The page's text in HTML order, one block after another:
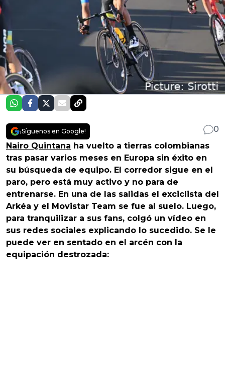
¡Síguenos en Google!
0
Nairo Quintana ha vuelto a tierras colombianas
tras pasar varios meses en Europa sin éxito en
su búsqueda de equipo. El corredor sigue en el
paro, pero está muy activo y no para de
entrenarse. En una de las salidas el exciclista del
Arkéa y el Movistar Team se fue al suelo. Luego,
para tranquilizar a sus fans, colgó un vídeo en
sus redes sociales explicando lo sucedido. Se le
puede ver en sentado en el arcén con la
equipación destrozada: